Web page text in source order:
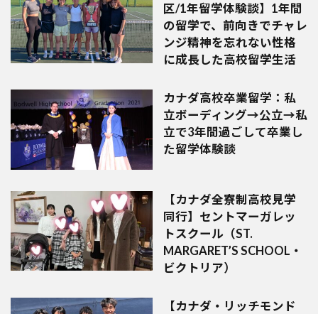
区/1年留学体験談】1年間
の留学で、前向きでチャレ
ンジ精神を忘れない性格
に成長した高校留学生活
カナダ高校卒業留学：私
立ボーディング→公立→私
立で3年間過ごして卒業し
た留学体験談
【カナダ全寮制高校見学
同行】セントマーガレッ
トスクール（ST.
MARGARET’S SCHOOL・
ビクトリア）
【カナダ・リッチモンド